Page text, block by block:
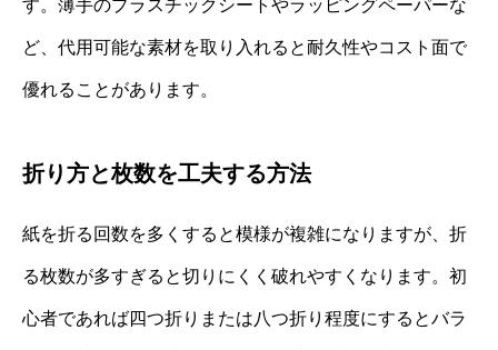
す。薄手のプラスチックシートやラッピングペーパーな
ど、代用可能な素材を取り入れると耐久性やコスト面で
優れることがあります。
折り方と枚数を工夫する方法
紙を折る回数を多くすると模様が複雑になりますが、折
る枚数が多すぎると切りにくく破れやすくなります。初
心者であれば四つ折りまたは八つ折り程度にするとバラ